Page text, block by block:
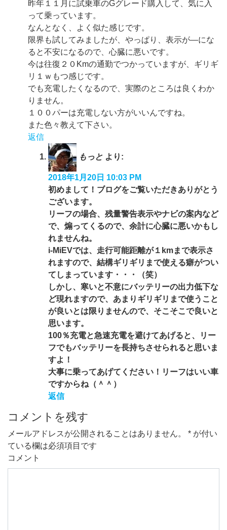
昨年１１月に試乗車のGグレード購入して、気に入
って乗っています。
なんとなく、よく似た感じです。
限界も試してみましたが、やっぱり、表示が—にな
ると不安になるので、心臓に悪いです。
今は往復２０Kmの通勤でつかっていますが、ギリギ
リ１ｗもつ感じです。
でも充電したくなるので、実際のところは良くわか
りません。
１００パーは充電しない方がいいんですね。
また色々教えて下さい。
返信
もっと より:
2018年1月20日 10:03 PM
初めまして！ブログをご覧いただきありがとう
ございます。
リーフの場合、残量警告表示やナビの案内など
で、煽ってくるので、余計に心臓に悪いかもし
れませんね。
i-MiEVでは、走行可能距離が１kmまで表示さ
れますので、結構ギリギリまで使える癖がつい
てしまっています・・・（笑）
しかし、寒いと不意にバッテリーの出力低下な
ど現れますので、あまりギリギリまで使うこと
が良いとは限りませんので、そこそこで良いと
思います。
100％充電と急速充電を避けてあげると、リー
フでもバッテリーを長持ちさせられると思いま
すよ！
大事に乗ってあげてください！リーフはいい車
ですからね（＾＾）
返信
コメントを残す
メールアドレスが公開されることはありません。 * が付い
ている欄は必須項目です
コメント